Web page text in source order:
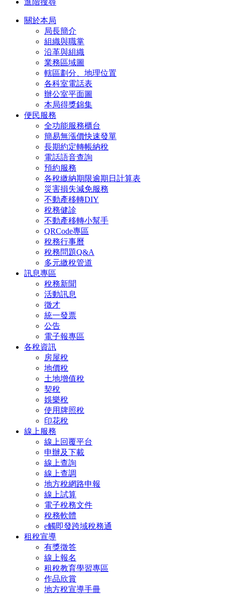
關於本局
局長簡介
組織與職掌
沿革與組織
業務區域圖
轄區劃分、地理位置
各科室電話表
辦公室平面圖
本局得獎錦集
便民服務
全功能服務櫃台
簡易無漲價快速發單
長期約定轉帳納稅
電話語音查詢
預約服務
各稅繳納期限逾期日計算表
災害損失減免服務
不動產移轉DIY
稅務健診
不動產移轉小幫手
QRCode專區
稅務行事曆
稅務問題Q&A
多元繳稅管道
訊息專區
稅務新聞
活動訊息
徵才
統一發票
公告
電子報專區
各稅資訊
房屋稅
地價稅
土地增值稅
契稅
娛樂稅
使用牌照稅
印花稅
線上服務
線上回覆平台
申辦及下載
線上查詢
線上查調
地方稅網路申報
線上試算
電子稅務文件
稅務軟體
e觸即發跨域稅務通
租稅宣導
有獎徵答
線上報名
租稅教育學習專區
作品欣賞
地方稅宣導手冊